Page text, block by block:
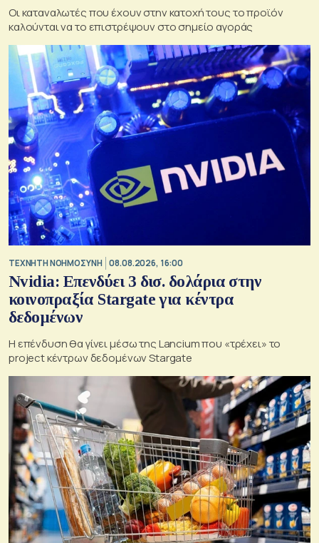
Οι καταναλωτές που έχουν στην κατοχή τους το προϊόν
καλούνται να το επιστρέψουν στο σημείο αγοράς
TΕΧΝΗΤΗ ΝΟΗΜΟΣΥΝΗ 08.08.2026, 16:00
Nvidia: Επενδύει 3 δισ. δολάρια στην
κοινοπραξία Stargate για κέντρα
δεδομένων
Η επένδυση θα γίνει μέσω της Lancium που «τρέχει» το
project κέντρων δεδομένων Stargate